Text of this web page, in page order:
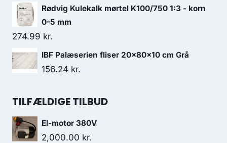
Rødvig Kulekalk mørtel K100/750 1:3 - korn
0-5 mm
274.99 kr.
IBF Palæserien fliser 20x80x10 cm Grå
156.24 kr.
TILFÆLDIGE TILBUD
El-motor 380V
2,000.00 kr.